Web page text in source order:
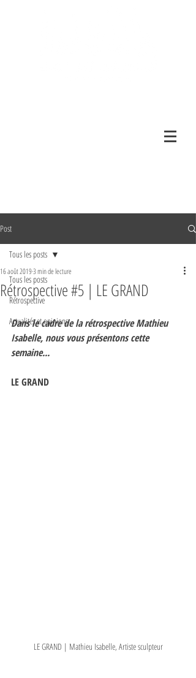
Post
Tous les posts
Rétrospective
Actualités et opinions
Tous les posts
Rétrospective #5 | LE GRAND
16 août 20193 min de lecture
Dans le cadre de la rétrospective Mathieu
Isabelle, nous vous présentons cette
semaine...
LE GRAND
LE GRAND | Mathieu Isabelle, Artiste sculpteur